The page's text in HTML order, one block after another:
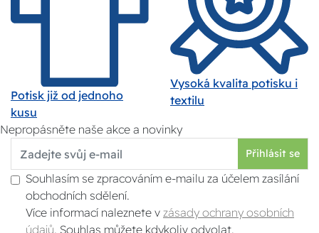
Potisk již od jednoho
kusu
Vysoká kvalita potisku i
textilu
Nepropásněte naše akce a novinky
Přihlásit se
Souhlasím se zpracováním e-mailu za účelem zasílání
obchodních sdělení.
Více informací naleznete v zásady ochrany osobních
údajů . Souhlas můžete kdykoliv odvolat.